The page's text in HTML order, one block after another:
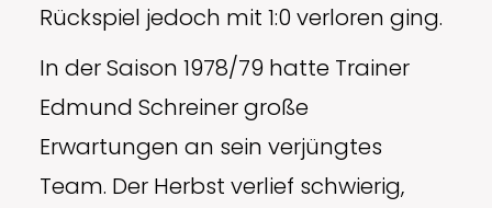
Rückspiel jedoch mit 1:0 verloren ging.
In der Saison 1978/79 hatte Trainer
Edmund Schreiner große
Erwartungen an sein verjüngtes
Team. Der Herbst verlief schwierig,